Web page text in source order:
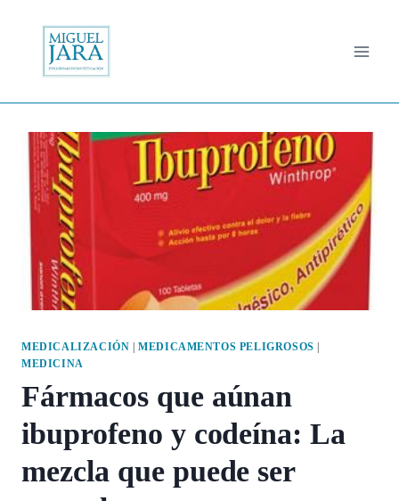
contenido
MEDICALIZACIÓN |MEDICAMENTOS PELIGROSOS
MEDICINA
Fármacos que aúnan
ibuprofeno y codeína: La
mezcla que puede ser